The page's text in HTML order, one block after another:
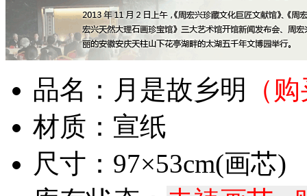
品名：月是故乡明
（
材质：宣纸
尺寸：97×53cm(画